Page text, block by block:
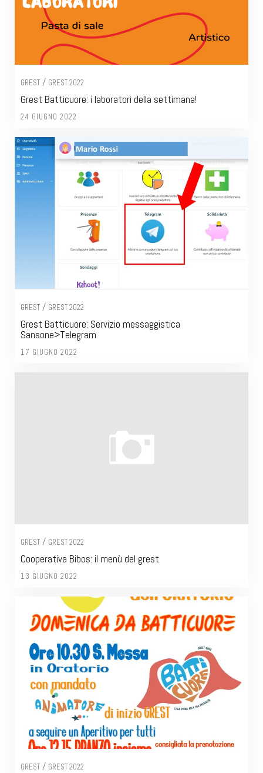
GREST / GREST 2022
Grest Batticuore: i laboratori della settimana!
24 GIUGNO 2022
GREST / GREST 2022
Grest Batticuore: Servizio messaggistica
Sansone>Telegram
17 GIUGNO 2022
GREST / GREST 2022
Cooperativa Bibos: il menù del grest
13 GIUGNO 2022
GREST / GREST 2022